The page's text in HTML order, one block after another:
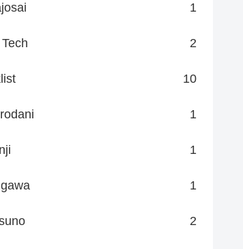
1
2
10
1
1
1
2